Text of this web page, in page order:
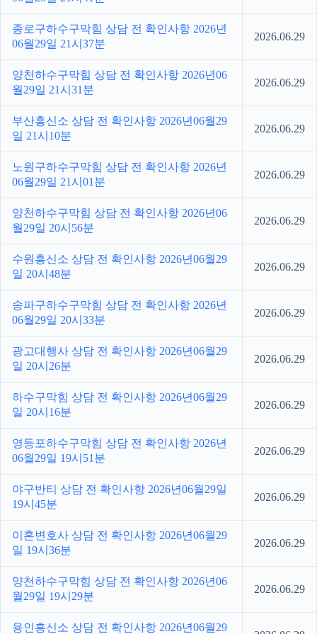
종로구하수구막힘 상담 전 확인사항 2026년
06월29일 21시37분
2026.06.29
양천하수구막힘 상담 전 확인사항 2026년06
월29일 21시31분
2026.06.29
부산흥신소 상담 전 확인사항 2026년06월29
일 21시10분
2026.06.29
노원구하수구막힘 상담 전 확인사항 2026년
06월29일 21시01분
2026.06.29
양천하수구막힘 상담 전 확인사항 2026년06
월29일 20시56분
2026.06.29
수원흥신소 상담 전 확인사항 2026년06월29
일 20시48분
2026.06.29
송파구하수구막힘 상담 전 확인사항 2026년
06월29일 20시33분
2026.06.29
광고대행사 상담 전 확인사항 2026년06월29
일 20시26분
2026.06.29
하수구막힘 상담 전 확인사항 2026년06월29
일 20시16분
2026.06.29
영등포하수구막힘 상담 전 확인사항 2026년
06월29일 19시51분
2026.06.29
야구반티 상담 전 확인사항 2026년06월29일
19시45분
2026.06.29
이혼변호사 상담 전 확인사항 2026년06월29
일 19시36분
2026.06.29
양천하수구막힘 상담 전 확인사항 2026년06
월29일 19시29분
2026.06.29
용인흥신소 상담 전 확인사항 2026년06월29